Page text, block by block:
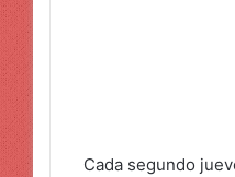
Cada segundo